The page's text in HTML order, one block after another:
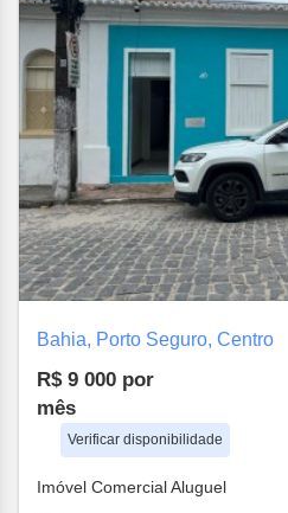
Bahia, Porto Seguro, Centro
R$ 9 000 por
mês
Verificar disponibilidade
Imóvel Comercial Aluguel